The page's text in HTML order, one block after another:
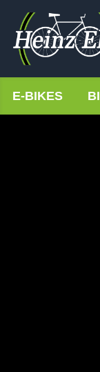
E-BIKES